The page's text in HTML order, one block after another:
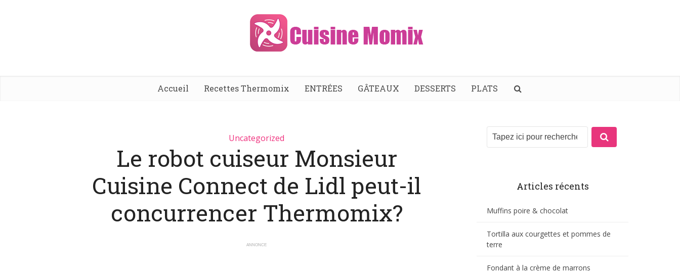
Accueil Recettes Thermomix ENTRÉES GÂTEAUX DESSERTS PLATS
Uncategorized
Le robot cuiseur Monsieur
Cuisine Connect de Lidl peut-il
concurrencer Thermomix?
ANNONCE
Articles récents
Muffins poire & chocolat
Tortilla aux courgettes et pommes de
terre
Fondant à la crème de marrons